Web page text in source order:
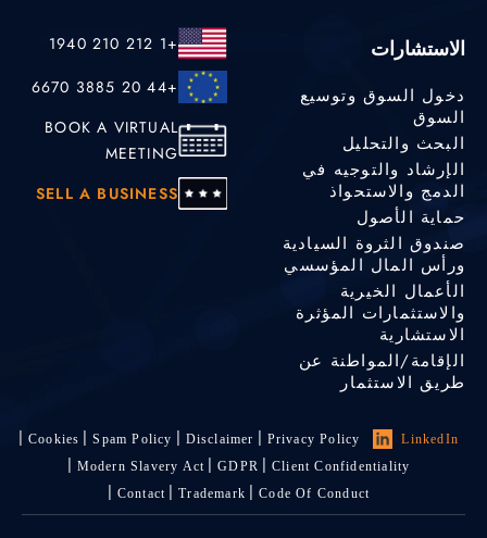
الاستشارات
دخول السوق وتوسيع
السوق
البحث والتحليل
الإرشاد والتوجيه في
الدمج والاستحواذ
حماية الأصول
صندوق الثروة السيادية
ورأس المال المؤسسي
الأعمال الخيرية
والاستثمارات المؤثرة
الاستشارية
الإقامة/المواطنة عن
طريق الاستثمار
+1 212 210 1940
+44 20 3885 6670
BOOK A VIRTUAL
MEETING
SELL A BUSINESS
LinkedIn
Privacy Policy
Disclaimer
Spam Policy
Cookies
Client Confidentiality
GDPR
Modern Slavery Act
Code Of Conduct
Trademark
Contact